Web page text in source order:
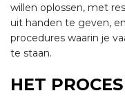
willen oplossen, met
uit handen te geven,
procedures waarin je
te staan.
HET